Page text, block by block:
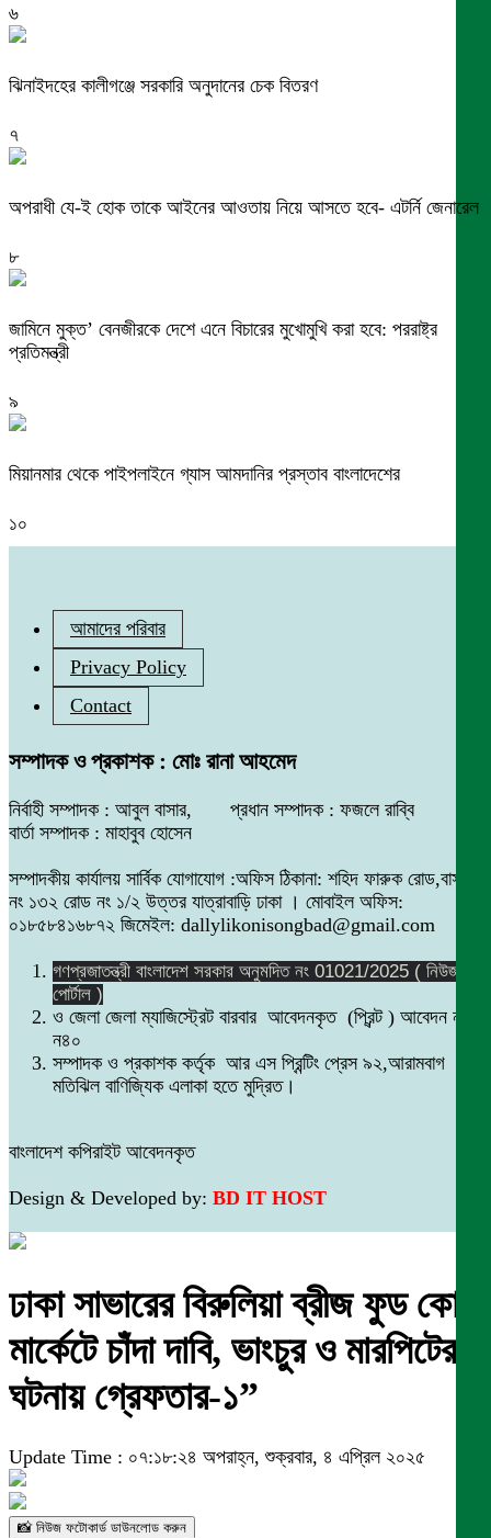
৬
ঝিনাইদহের কালীগঞ্জে সরকারি অনুদানের চেক বিতরণ
৭
অপরাধী যে-ই হোক তাকে আইনের আওতায় নিয়ে আসতে হবে- এটর্নি জেনারেল
৮
জামিনে মুক্ত’ বেনজীরকে দেশে এনে বিচারের মুখোমুখি করা হবে: পররাষ্ট্র
প্রতিমন্ত্রী
৯
মিয়ানমার থেকে পাইপলাইনে গ্যাস আমদানির প্রস্তাব বাংলাদেশের
১০
আমাদের পরিবার
Privacy Policy
Contact
সম্পাদক ও প্রকাশক : মোঃ রানা আহমেদ
নির্বাহী সম্পাদক : আবুল বাসার, প্রধান সম্পাদক : ফজলে রাব্বি
বার্তা সম্পাদক : মাহাবুব হোসেন
সম্পাদকীয় কার্যালয় সার্বিক যোগাযোগ :অফিস ঠিকানা: শহিদ ফারুক রোড,বাসা
নং ১৩২ রোড নং ১/২ উত্তর যাত্রাবাড়ি ঢাকা । মোবাইল অফিস:
০১৮৫৮৪১৬৮৭২ জিমেইল: dallylikonisongbad@gmail.com
গণপ্রজাতন্ত্রী বাংলাদেশ সরকার অনুমদিত নং 01021/2025 ( নিউজ
পোর্টাল )
ও জেলা জেলা ম্যাজিস্ট্রেট বারবার আবেদনকৃত (প্রিন্ট ) আবেদন নং
ন৪০
সম্পাদক ও প্রকাশক কর্তৃক আর এস প্রিন্টিং প্রেস ৯২,আরামবাগ
মতিঝিল বাণিজ্যিক এলাকা হতে মুদ্রিত।
বাংলাদেশ কপিরাইট আবেদনকৃত
Design & Developed by: BD IT HOST
ঢাকা সাভারের বিরুলিয়া ব্রীজ ফুড কোর্ট
মার্কেটে চাঁদা দাবি, ভাংচুর ও মারপিটের
ঘটনায় গ্রেফতার-১”
Update Time : ০৭:১৮:২৪ অপরাহ্ন, শুক্রবার, ৪ এপ্রিল ২০২৫
📸 নিউজ ফটোকার্ড ডাউনলোড করুন